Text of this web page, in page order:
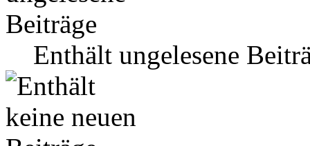
Enthält ungelesene